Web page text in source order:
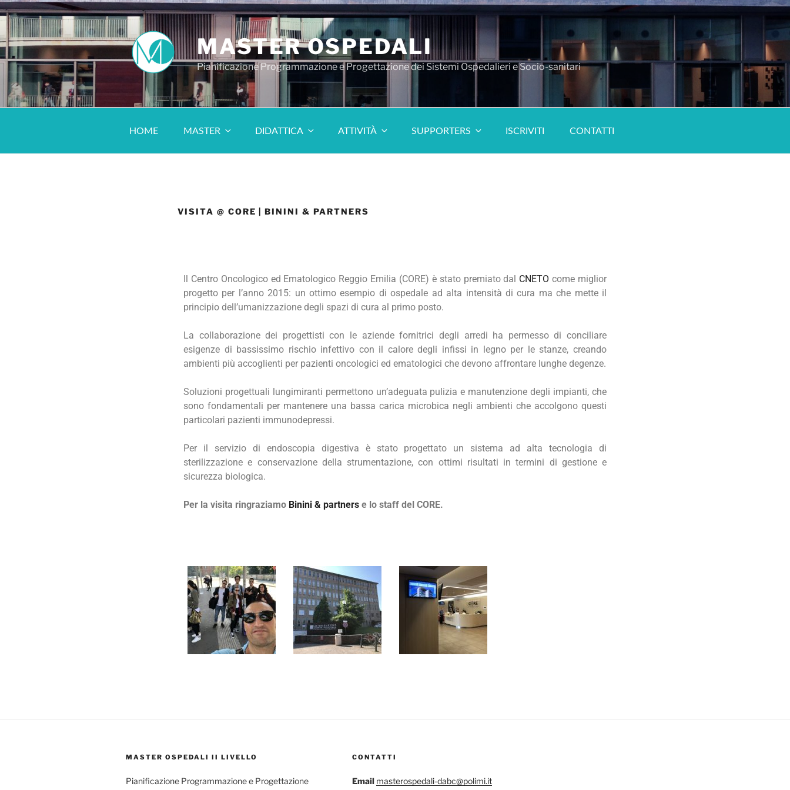
MASTER OSPEDALI
Pianificazione Programmazione e Progettazione dei Sistemi Ospedalieri e Socio-sanitari
HOME MASTER DIDATTICA ATTIVITÀ SUPPORTERS ISCRIVITI CONTATTI
VISITA @ CORE | BININI & PARTNERS
Il Centro Oncologico ed Ematologico Reggio Emilia (CORE) è stato premiato dal CNETO come miglior
progetto per l’anno 2015: un ottimo esempio di ospedale ad alta intensità di cura ma che mette il
principio dell’umanizzazione degli spazi di cura al primo posto.
La collaborazione dei progettisti con le aziende fornitrici degli arredi ha permesso di conciliare
esigenze di bassissimo rischio infettivo con il calore degli infissi in legno per le stanze, creando
ambienti più accoglienti per pazienti oncologici ed ematologici che devono affrontare lunghe degenze.
Soluzioni progettuali lungimiranti permettono un’adeguata pulizia e manutenzione degli impianti, che
sono fondamentali per mantenere una bassa carica microbica negli ambienti che accolgono questi
particolari pazienti immunodepressi.
Per il servizio di endoscopia digestiva è stato progettato un sistema ad alta tecnologia di
sterilizzazione e conservazione della strumentazione, con ottimi risultati in termini di gestione e
sicurezza biologica.
Per la visita ringraziamo Binini & partners e lo staff del CORE.
MASTER OSPEDALI II LIVELLO
Pianificazione Programmazione e Progettazione
CONTATTI
Email masterospedali-dabc@polimi.it